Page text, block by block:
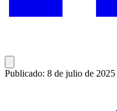
Publicado: 8 de julio de 2025